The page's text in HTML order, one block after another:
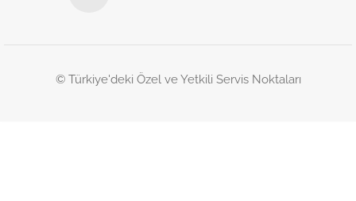
© Türkiye'deki Özel ve Yetkili Servis Noktaları